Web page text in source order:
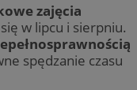
zajęcia
w lipcu i sierpniu.
spędzanie czasu